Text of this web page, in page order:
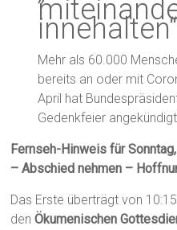
Mehr als 60.000
bereits an oder mit
April hat
Gedenkfeier
Fernseh-Hinweis für
– Abschied nehmen –
Das Erste überträgt von
denÖkumenischen